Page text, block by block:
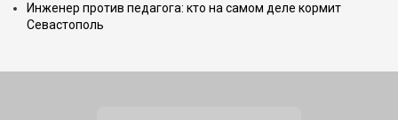
Инженер против педагога: кто на самом деле кормит
Севастополь